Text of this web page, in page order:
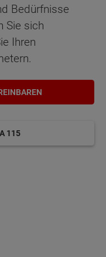
Bedürfnisse
Sie sich
Ihren
115